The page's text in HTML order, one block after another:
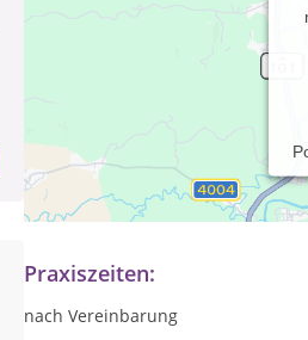
Atem-, Sprech- und
Lampenfiebertherapie, Coaching,
Praxiszeiten:
nach Vereinbarung